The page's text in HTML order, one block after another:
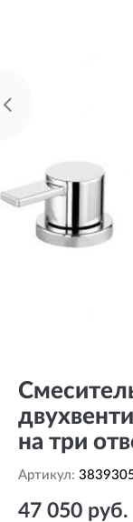
на три
Артикул:
47 050 руб.